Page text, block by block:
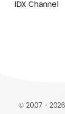
IDX Channel
© 2007 -